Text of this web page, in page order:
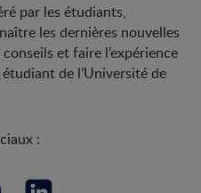
par les étudiants,
les dernières nouvelles
et faire l’expérience
étudiant de l’Université de
: